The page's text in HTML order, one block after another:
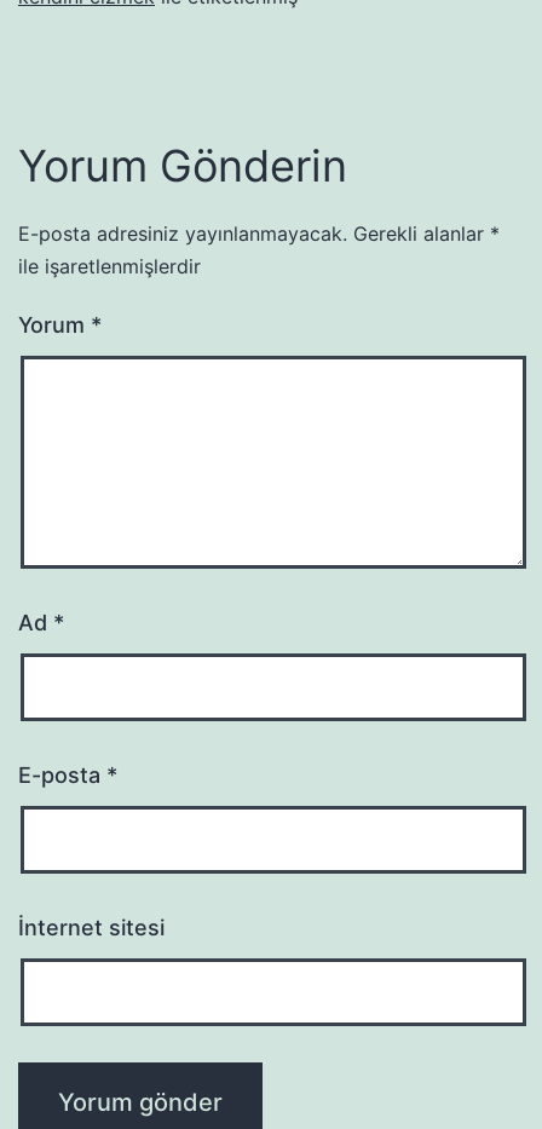
Yorum Gönderin
E-posta adresiniz yayınlanmayacak. Gerekli alanlar *
ile işaretlenmişlerdir
Yorum *
Ad *
E-posta *
İnternet sitesi